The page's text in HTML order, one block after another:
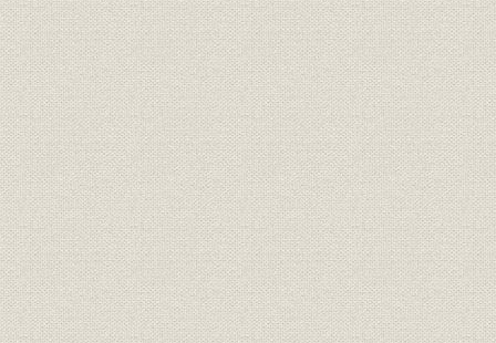
第2節 IBMのコンピューター
第3節 技術援助契約の締結
第4節 初期のコンピュータの普及
第5節 コンピューターの営業・教育・SE・保守活動
第6節 コンピューターの国産開始
第7節 確立期の経営
第4章 システム/360の登場と情報革命(昭和39年~昭和44年)
第1節 日本経済の大型化と情報産業の発展